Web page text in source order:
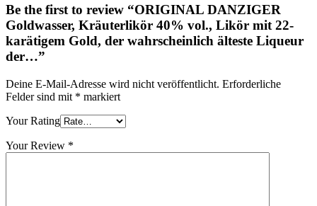
Be the first to review “ORIGINAL DANZIGER
Goldwasser, Kräuterlikör 40% vol., Likör mit 22-
karätigem Gold, der wahrscheinlich älteste Liqueur
der…”
Deine E-Mail-Adresse wird nicht veröffentlicht. Erforderliche
Felder sind mit * markiert
Your Rating
Your Review *